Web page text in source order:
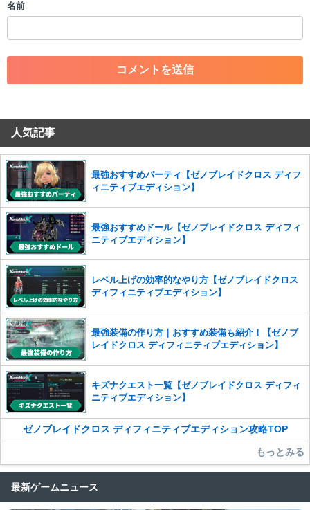
・一度削除された投稿を再び投稿すること
・アカウントの売買など金銭が絡む内容の投稿
・各ゲームのネタバレを含む内容の投稿
・その他、管理者が不適切と判断した投稿
コメントの削除を申請する
せていただきます。ご了承ください。
※一度削除したコメントは復元ができませんのでご注意くだ
さい。
また、過度な利用規約の違反や、弊社に損害の及ぶ内容の書き込みがあ
った場合は、法的措置をとらせていただく場合もございますので、あら
かじめご理解くださいませ。
名前
人気記事
最強おすすめパーティ【ゼノブレイドクロス ディフ
ィニティブエディション】
最強おすすめドール【ゼノブレイドクロス ディフィ
ニティブエディション】
レベル上げの効率的なやり方【ゼノブレイドクロス
ディフィニティブエディション】
最強装備の作り方｜おすすめ装備も紹介！【ゼノブ
レイドクロス ディフィニティブエディション】
キズナクエスト一覧【ゼノブレイドクロス ディフィ
ニティブエディション】
ゼノブレイドクロス ディフィニティブエディション攻略TOP
もっとみる
最新ゲームニュース